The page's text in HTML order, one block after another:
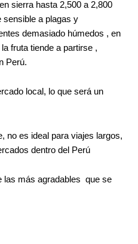
sierra hasta 2,500 a 2,800
sensible a plagas y
demasiado húmedos , en
fruta tiende a partirse ,
Perú.
local, lo que será un
no es ideal para viajes largos,
dentro del Perú
las más agradables que se